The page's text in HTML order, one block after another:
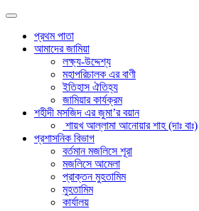
প্রথম পাতা
আমাদের জামিয়া
লক্ষ্য-উদ্দেশ্য
মহাপরিচালক এর বাণী
ইতিহাস ঐতিহ্য
জামিয়ার কার্যক্রম
শহীদী মসজিদ এর জুমা’র বয়ান
শায়খ আল্লামা আনোয়ার শাহ (দাঃ বাঃ)
প্রশাসনিক বিভাগ
বর্তমান মজলিসে শূরা
মজলিসে আমেলা
প্রাক্তন মুহতামিম
মুহতামিম
কার্যালয়